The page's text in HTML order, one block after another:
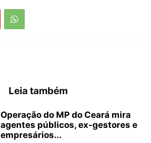
Leia também
Operação do MP do Ceará mira
agentes públicos, ex-gestores e
empresários...